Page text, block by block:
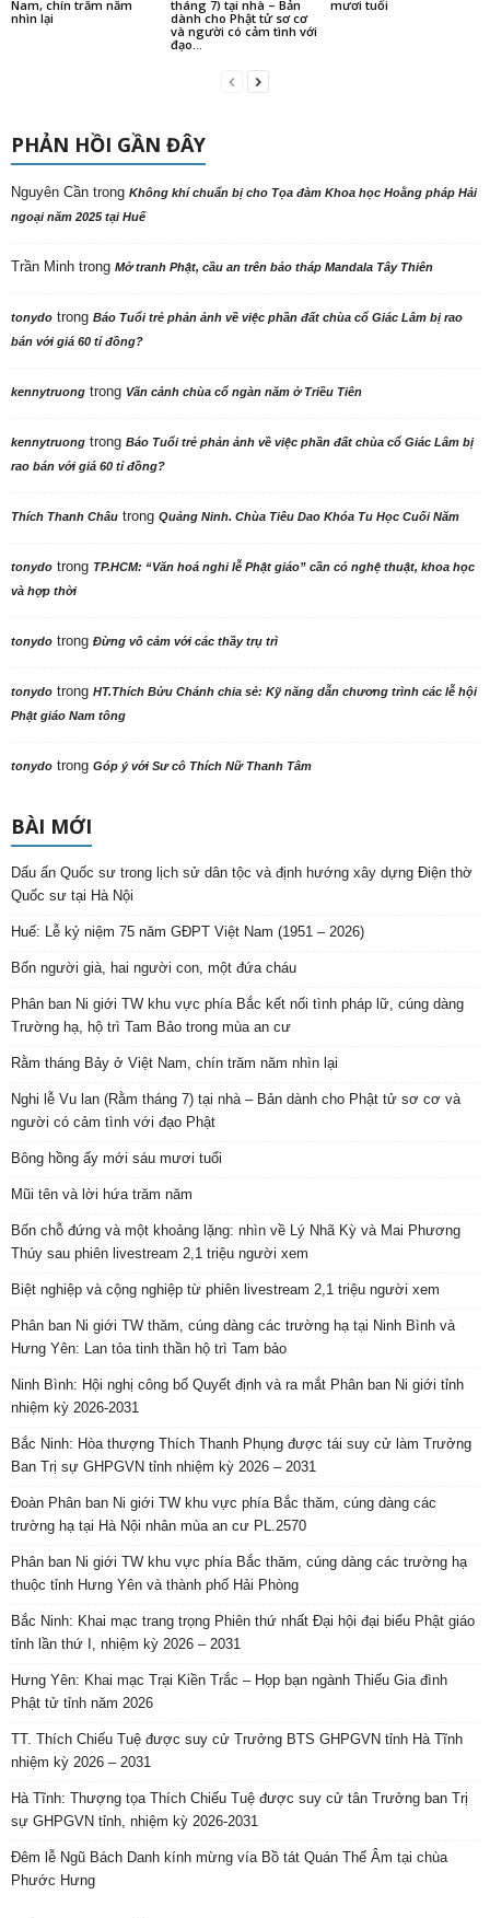
Nam, chín trăm năm
nhìn lại
tháng 7) tại nhà – Bản
dành cho Phật tử sơ cơ
và người có cảm tình với
đạo...
mươi tuổi
PHẢN HỒI GẦN ĐÂY
Nguyên Cần trong Không khí chuẩn bị cho Tọa đàm Khoa học Hoằng pháp Hải
ngoại năm 2025 tại Huế
Trần Minh trong Mở tranh Phật, cầu an trên bảo tháp Mandala Tây Thiên
tonydo trong Báo Tuổi trẻ phản ảnh về việc phần đất chùa cổ Giác Lâm bị rao
bán với giá 60 tỉ đồng?
kennytruong trong Vãn cảnh chùa cổ ngàn năm ở Triều Tiên
kennytruong trong Báo Tuổi trẻ phản ảnh về việc phần đất chùa cổ Giác Lâm bị
rao bán với giá 60 tỉ đồng?
Thích Thanh Châu trong Quảng Ninh. Chùa Tiêu Dao Khóa Tu Học Cuối Năm
tonydo trong TP.HCM: “Văn hoá nghi lễ Phật giáo” cần có nghệ thuật, khoa học
và hợp thời
tonydo trong Đừng vô cảm với các thầy trụ trì
tonydo trong HT.Thích Bửu Chánh chia sẻ: Kỹ năng dẫn chương trình các lễ hội
Phật giáo Nam tông
tonydo trong Góp ý với Sư cô Thích Nữ Thanh Tâm
BÀI MỚI
Dấu ấn Quốc sư trong lịch sử dân tộc và định hướng xây dựng Điện thờ
Quốc sư tại Hà Nội
Huế: Lễ kỷ niệm 75 năm GĐPT Việt Nam (1951 – 2026)
Bốn người già, hai người con, một đứa cháu
Phân ban Ni giới TW khu vực phía Bắc kết nối tình pháp lữ, cúng dàng
Trường hạ, hộ trì Tam Bảo trong mùa an cư
Rằm tháng Bảy ở Việt Nam, chín trăm năm nhìn lại
Nghi lễ Vu lan (Rằm tháng 7) tại nhà – Bản dành cho Phật tử sơ cơ và
người có cảm tình với đạo Phật
Bông hồng ấy mới sáu mươi tuổi
Mũi tên và lời hứa trăm năm
Bốn chỗ đứng và một khoảng lặng: nhìn về Lý Nhã Kỳ và Mai Phương
Thúy sau phiên livestream 2,1 triệu người xem
Biệt nghiệp và cộng nghiệp từ phiên livestream 2,1 triệu người xem
Phân ban Ni giới TW thăm, cúng dàng các trường hạ tại Ninh Bình và
Hưng Yên: Lan tỏa tinh thần hộ trì Tam bảo
Ninh Bình: Hội nghị công bố Quyết định và ra mắt Phân ban Ni giới tỉnh
nhiệm kỳ 2026-2031
Bắc Ninh: Hòa thượng Thích Thanh Phụng được tái suy cử làm Trưởng
Ban Trị sự GHPGVN tỉnh nhiệm kỳ 2026 – 2031
Đoàn Phân ban Ni giới TW khu vực phía Bắc thăm, cúng dàng các
trường hạ tại Hà Nội nhân mùa an cư PL.2570
Phân ban Ni giới TW khu vực phía Bắc thăm, cúng dàng các trường hạ
thuộc tỉnh Hưng Yên và thành phố Hải Phòng
Bắc Ninh: Khai mạc trang trọng Phiên thứ nhất Đại hội đại biểu Phật giáo
tỉnh lần thứ I, nhiệm kỳ 2026 – 2031
Hưng Yên: Khai mạc Trại Kiền Trắc – Họp bạn ngành Thiếu Gia đình
Phật tử tỉnh năm 2026
TT. Thích Chiếu Tuệ được suy cử Trưởng BTS GHPGVN tỉnh Hà Tĩnh
nhiệm kỳ 2026 – 2031
Hà Tĩnh: Thượng tọa Thích Chiếu Tuệ được suy cử tân Trưởng ban Trị
sự GHPGVN tỉnh, nhiệm kỳ 2026-2031
Đêm lễ Ngũ Bách Danh kính mừng vía Bồ tát Quán Thế Âm tại chùa
Phước Hưng